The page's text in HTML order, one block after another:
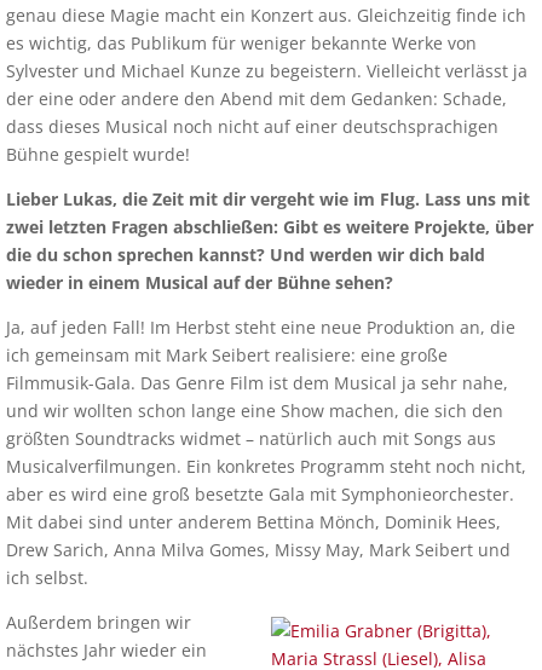
genau diese Magie macht ein Konzert aus. Gleichzeitig finde ich
es wichtig, das Publikum für weniger bekannte Werke von
Sylvester und Michael Kunze zu begeistern. Vielleicht verlässt ja
der eine oder andere den Abend mit dem Gedanken: Schade,
dass dieses Musical noch nicht auf einer deutschsprachigen
Bühne gespielt wurde!
Lieber Lukas, die Zeit mit dir vergeht wie im Flug. Lass uns mit
zwei letzten Fragen abschließen: Gibt es weitere Projekte, über
die du schon sprechen kannst? Und werden wir dich bald
wieder in einem Musical auf der Bühne sehen?
Ja, auf jeden Fall! Im Herbst steht eine neue Produktion an, die
ich gemeinsam mit Mark Seibert realisiere: eine große
Filmmusik-Gala. Das Genre Film ist dem Musical ja sehr nahe,
und wir wollten schon lange eine Show machen, die sich den
größten Soundtracks widmet – natürlich auch mit Songs aus
Musicalverfilmungen. Ein konkretes Programm steht noch nicht,
aber es wird eine groß besetzte Gala mit Symphonieorchester.
Mit dabei sind unter anderem Bettina Mönch, Dominik Hees,
Drew Sarich, Anna Milva Gomes, Missy May, Mark Seibert und
ich selbst.
Außerdem bringen wir
nächstes Jahr wieder ein